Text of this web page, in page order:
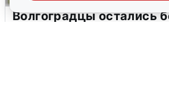
Волгоградцы остались